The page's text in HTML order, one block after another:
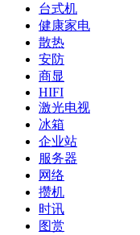
台式机
健康家电
散热
安防
商显
HIFI
激光电视
冰箱
企业站
服务器
网络
攒机
时讯
图赏